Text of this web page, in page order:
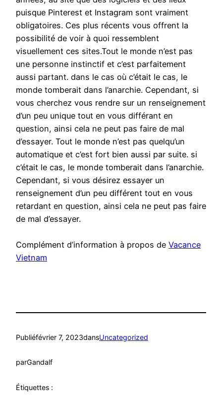
puisque Pinterest et Instagram sont vraiment
obligatoires. Ces plus récents vous offrent la
possibilité de voir à quoi ressemblent
visuellement ces sites.Tout le monde n’est pas
une personne instinctif et c’est parfaitement
aussi partant. dans le cas où c’était le cas, le
monde tomberait dans l’anarchie. Cependant, si
vous cherchez vous rendre sur un renseignement
d’un peu unique tout en vous différant en
question, ainsi cela ne peut pas faire de mal
d’essayer. Tout le monde n’est pas quelqu’un
automatique et c’est fort bien aussi par suite. si
c’était le cas, le monde tomberait dans l’anarchie.
Cependant, si vous désirez essayer un
renseignement d’un peu différent tout en vous
retardant en question, ainsi cela ne peut pas faire
de mal d’essayer.
Complément d’information à propos de Vacance
Vietnam
Publiéfévrier 7, 2023dansUncategorized
parGandalf
Étiquettes :